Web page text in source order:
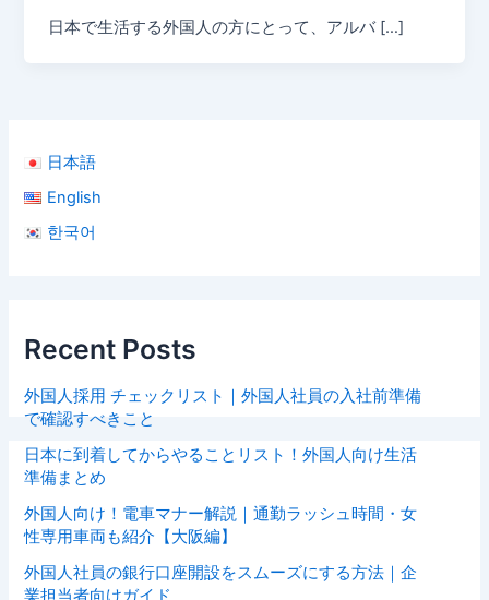
日本語
English
한국어
Recent Posts
外国人採用 チェックリスト｜外国人社員の入社前準備
で確認すべきこと
日本に到着してからやることリスト！外国人向け生活
準備まとめ
外国人向け！電車マナー解説｜通勤ラッシュ時間・女
性専用車両も紹介【大阪編】
外国人社員の銀行口座開設をスムーズにする方法｜企
業担当者向けガイド
日本で生活する外国人の方にとって、アルバ […]